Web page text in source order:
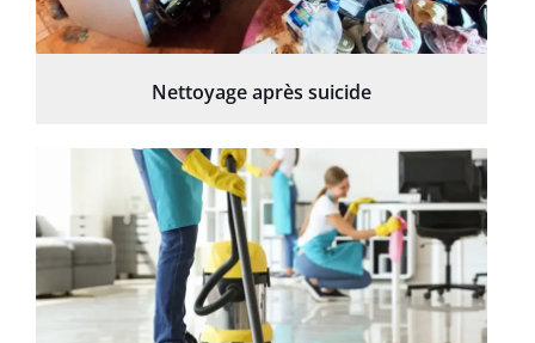
Nettoyage après suicide